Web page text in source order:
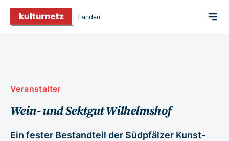
Veranstalter
Wein- und Sektgut Wilhelmshof
Ein fester Bestandteil der Südpfälzer Kunst-